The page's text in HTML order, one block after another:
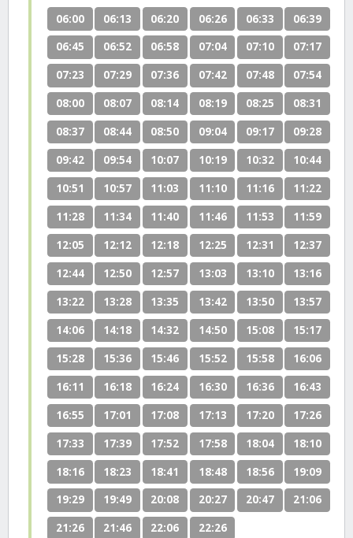
06:00 06:13 06:20 06:26 06:33
06:39
06:45
06:52 06:58 07:04 07:10
07:17
07:23
07:29 07:36 07:42 07:48
07:54
08:00
08:07 08:14 08:19 08:25
08:31
08:37
08:44 08:50 09:04 09:17
09:28
09:42
09:54 10:07 10:19 10:32
10:44
10:51
10:57 11:03 11:10 11:16
11:22
11:28
11:34 11:40 11:46 11:53
11:59
12:05
12:12 12:18 12:25 12:31
12:37
12:44
12:50 12:57 13:03 13:10
13:16
13:22
13:28 13:35 13:42 13:50
13:57
14:06
14:18 14:32 14:50 15:08
15:17
15:28
15:36 15:46 15:52 15:58
16:06
16:11
16:18 16:24 16:30 16:36
16:43
16:55
17:01 17:08 17:13 17:20
17:26
17:33
17:39 17:52 17:58 18:04
18:10
18:16
18:23 18:41 18:48 18:56
19:09
19:29
19:49 20:08 20:27 20:47
21:06
21:26
21:46 22:06 22:26